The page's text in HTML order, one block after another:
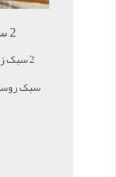
2 سبک زیبا در دکوراسیون ویلا
2 سبک
سبک